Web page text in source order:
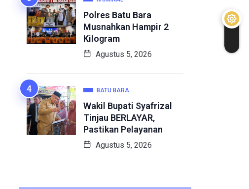
Polres Batu Bara
Musnahkan Hampir 2
Kilogram
Agustus 5, 2026
BATU BARA
Wakil Bupati Syafrizal
Tinjau BERLAYAR,
Pastikan Pelayanan
Agustus 5, 2026